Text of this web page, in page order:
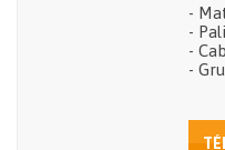
-
-
-
-